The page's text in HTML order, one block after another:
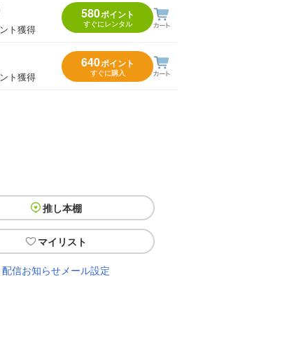
ト獲得
580ポイント
すぐにレンタル
ト獲得
640ポイント
すぐに購入
推し本棚
マイリスト
配信お知らせメール設定